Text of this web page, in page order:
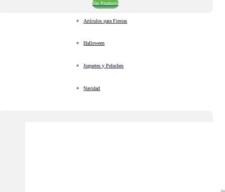
Ver Producto
Artículos para Fiestas
Halloween
Juguetes y Peluches
Navidad